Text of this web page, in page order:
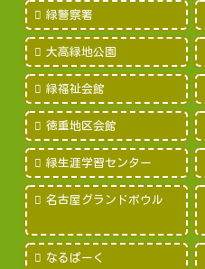
緑警察署
大高緑地公園
緑福祉会館
徳重地区会館
緑生涯学習センター
名古屋グランドボウル
なるぱーく